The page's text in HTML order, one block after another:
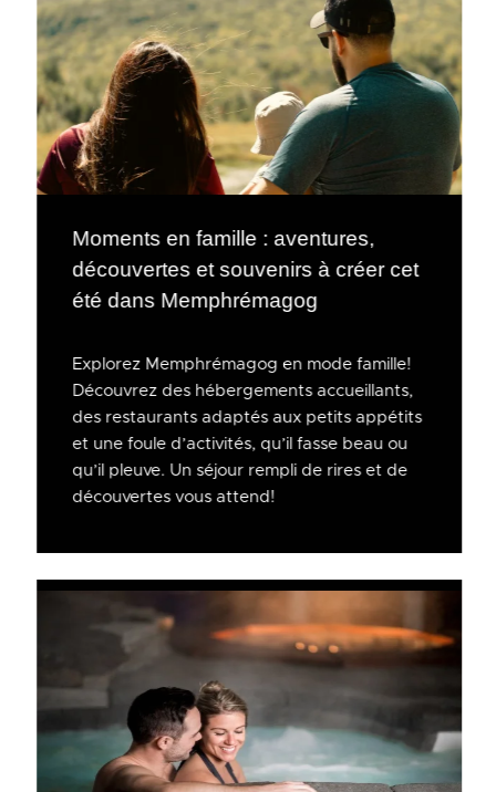
Moments en famille : aventures,
découvertes et souvenirs à créer cet
été dans Memphrémagog
Explorez Memphrémagog en mode famille!
Découvrez des hébergements accueillants,
des restaurants adaptés aux petits appétits
et une foule d’activités, qu’il fasse beau ou
qu’il pleuve. Un séjour rempli de rires et de
découvertes vous attend!